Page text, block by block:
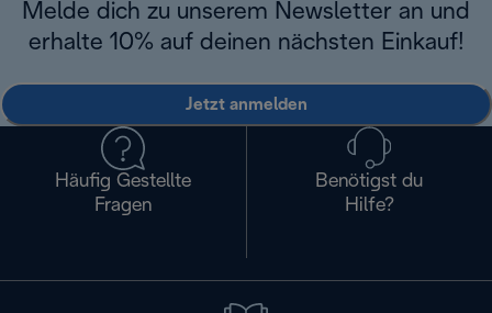
Melde dich zu unserem Newsletter an und
erhalte 10% auf deinen nächsten Einkauf!
Jetzt anmelden
Häufig Gestellte
Fragen
Benötigst du
Hilfe?